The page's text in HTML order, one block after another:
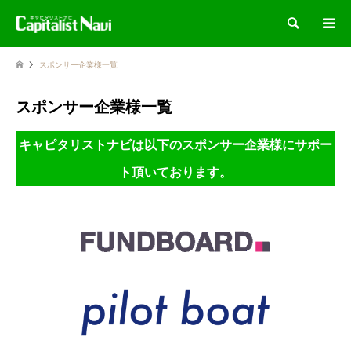
検索
スポンサー企業様一覧
スポンサー企業様一覧
キャピタリストナビは以下のスポンサー企業様にサポー
ト頂いております。